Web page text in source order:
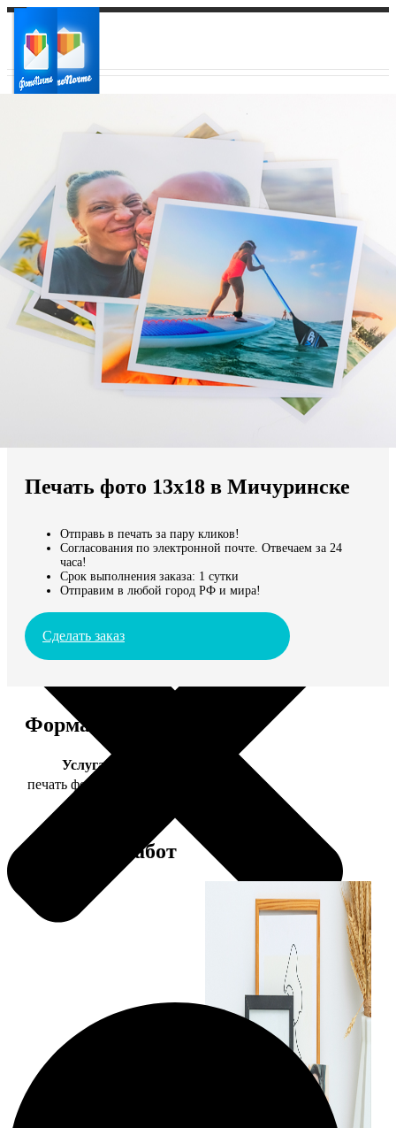
Ваш регион доставки
Выберите из списка:
Мы доставляем по всему миру
Продолжить без города
Печать фото 13х18 в Мичуринске
Отправь в печать за пару кликов!
Согласования по электронной почте. Отвечаем за 24
часа!
Срок выполнения заказа: 1 сутки
Отправим в любой город РФ и мира!
Сделать заказ
Форматы и цены
Услуга
печать фото 13х18
Примеры работ